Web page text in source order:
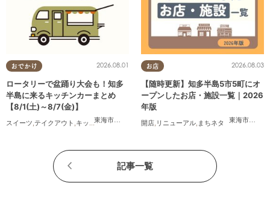
おでかけ
東海市
,大府市 知多市, 東浦町 阿久比町, 半田市,常滑市,武豊
2026.08.01
ロータリーで盆踊り大会も！知多
半島に来るキッチンカーまとめ
【8/1(土)～8/7(金)】
スイーツ,テイクアウト ,キッチンカー ,イベント,まとめ記事
お店
東海市
,大府
2026.08.03
【随時更新】知多半島5市5町にオ
ープンしたお店・施設一覧｜2026
年版
開店, リニューアル, まちネタ
記事一覧